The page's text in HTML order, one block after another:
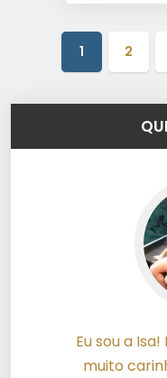
1 2
Eu sou a
muito